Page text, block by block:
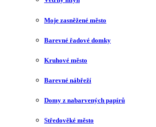
Moje zasněžené město
Barevné řadové domky
Kruhové město
Barevné nábřeží
Domy z nabarvených papírů
Středověké město